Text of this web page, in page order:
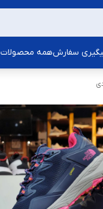
سفارشهمه محصولات